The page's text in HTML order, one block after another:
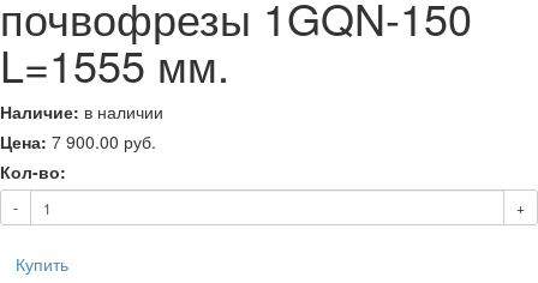
почвофрезы 1GQN-150
L=1555 мм.
Наличие: в наличии
Цена: 7 900.00 руб.
Кол-во:
- +
Купить